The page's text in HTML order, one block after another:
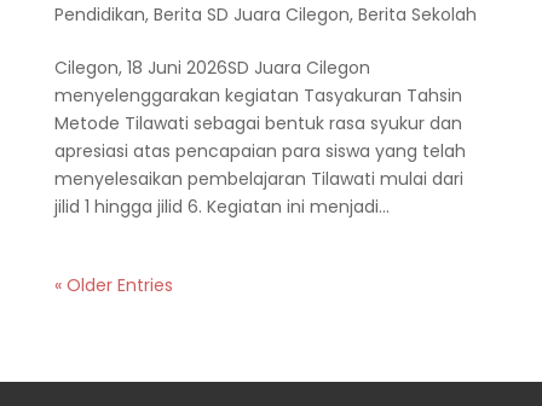
Pendidikan, Berita SD Juara Cilegon, Berita Sekolah
Cilegon, 18 Juni 2026SD Juara Cilegon
menyelenggarakan kegiatan Tasyakuran Tahsin
Metode Tilawati sebagai bentuk rasa syukur dan
apresiasi atas pencapaian para siswa yang telah
menyelesaikan pembelajaran Tilawati mulai dari
jilid 1 hingga jilid 6. Kegiatan ini menjadi...
« Older Entries